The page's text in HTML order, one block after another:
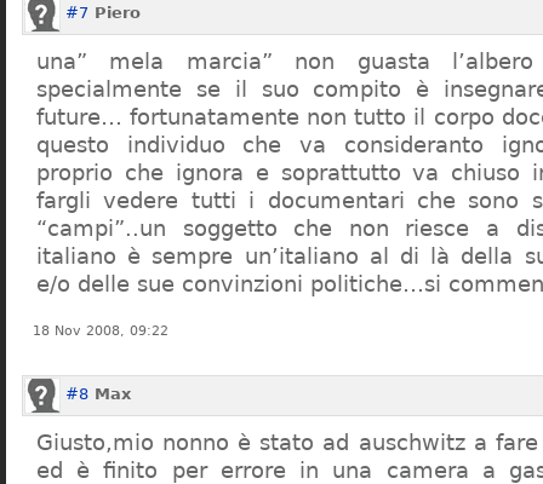
#7 Piero
una” mela marcia” non guasta
specialmente se il suo compito è
future… fortunatamente non tutto il corpo
questo individuo che va consideranto
proprio che ignora e soprattutto va chiuso
fargli vedere tutti i documentari che sono
“campi”..un soggetto che non riesce a
italiano è sempre un’italiano al di là della
e/o delle sue convinzioni politiche…si
18 Nov 2008, 09:22
#8 Max
Giusto,mio nonno è stato ad auschwitz a
ed è finito per errore in una camera a